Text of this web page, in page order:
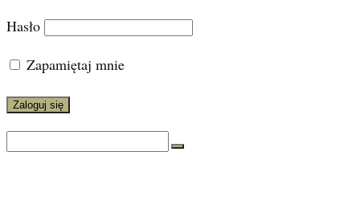
Hasło
Zapamiętaj mnie